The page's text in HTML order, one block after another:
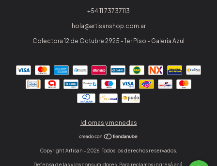
+54 11 73737113
hola@artisanshop.com.ar
Colectora 12 de Octubre 2925 - 1er Piso - Galeria Azul
Idiomas y monedas
Copyright Artisan - 2026. Todos los derechos reservados.
Defensa de las y los consumidores. Para reclamos ingresá acá.